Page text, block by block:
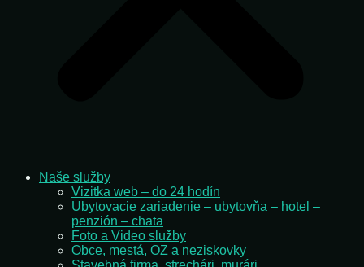
Naše služby
Vizitka web – do 24 hodín
Ubytovacie zariadenie – ubytovňa – hotel –
penzión – chata
Foto a Video služby
Obce, mestá, OZ a neziskovky